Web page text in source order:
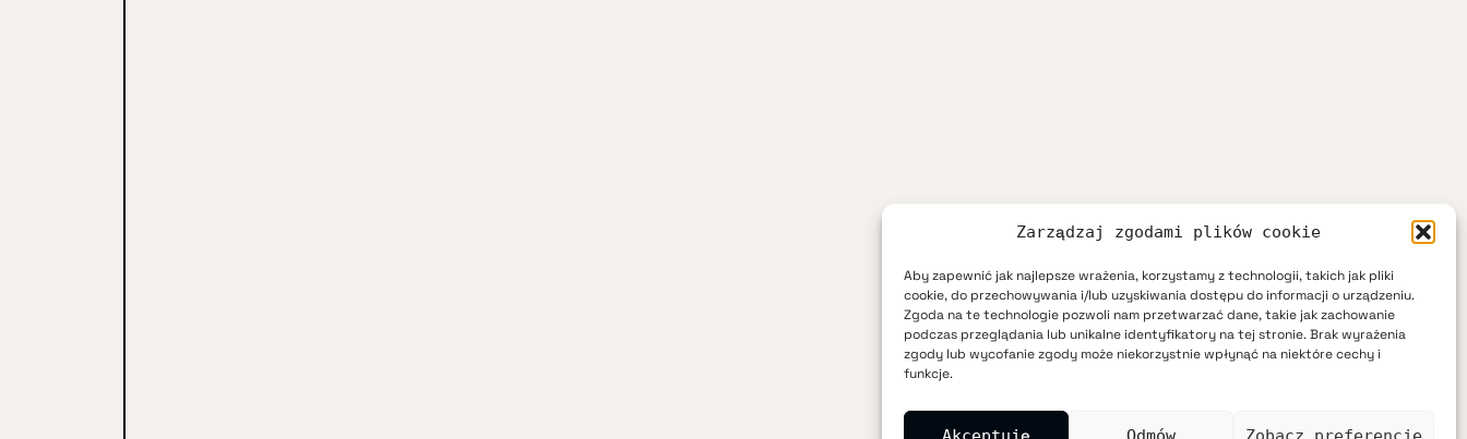
Zarządzaj zgodami plików cookie
Aby zapewnić jak najlepsze wrażenia, korzystamy z technologii, takich jak pliki
cookie, do przechowywania i/lub uzyskiwania dostępu do informacji o urządzeniu.
Zgoda na te technologie pozwoli nam przetwarzać dane, takie jak zachowanie
podczas przeglądania lub unikalne identyfikatory na tej stronie. Brak wyrażenia
zgody lub wycofanie zgody może niekorzystnie wpłynąć na niektóre cechy i
funkcje.